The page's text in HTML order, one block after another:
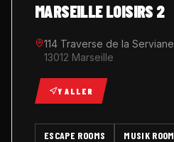
MARSEILLE LOISIRS 2
114 Traverse de la Serviane
13012 Marseille
Y ALLER
ESCAPE ROOMS MUSIK ROOM